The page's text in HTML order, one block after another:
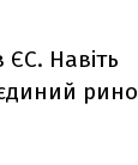
ЄС. Навіть